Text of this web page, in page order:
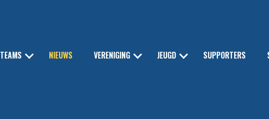
TEAMS NIEUWS VERENIGING JEUGD SUPPORTERS